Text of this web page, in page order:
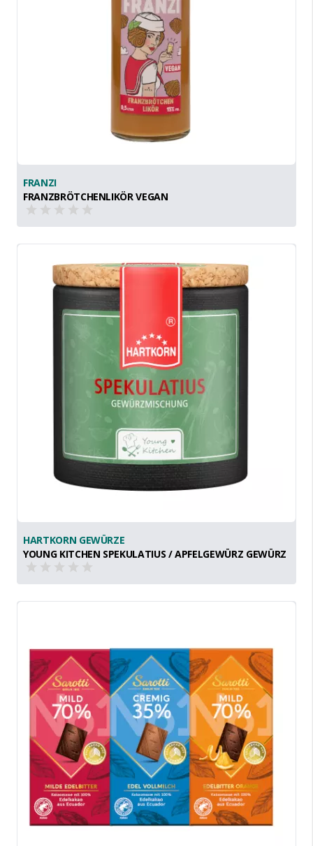
FRANZI
FRANZBRÖTCHENLIKÖR VEGAN
HARTKORN GEWÜRZE
YOUNG KITCHEN SPEKULATIUS / APFELGEWÜRZ GEWÜRZ